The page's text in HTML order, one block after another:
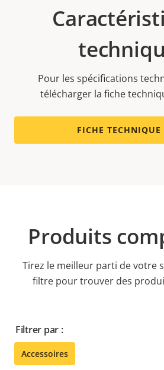
Pour les spécifications
télécharger la fiche
FICHE TECHNIQUE
Produits
Tirez le meilleur parti de votre
filtre pour trouver des
Filtrer par :
Accessoires